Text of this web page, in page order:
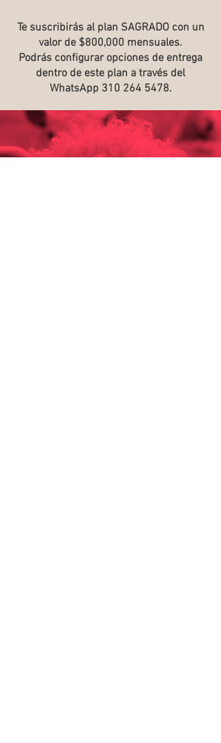
Te suscribirás al plan SAGRADO con un
valor de $800,000 mensuales.
Podrás configurar opciones de entrega
dentro de este plan a través del
WhatsApp 310 264 5478.